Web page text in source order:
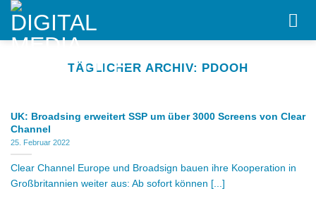
Skip
content
TÄGLICHER ARCHIV: PDOOH
UK: Broadsing erweitert SSP um über 3000 Screens von Clear
Channel
25. Februar 2022
Clear Channel Europe und Broadsign bauen ihre Kooperation in
Großbritannien weiter aus: Ab sofort können [...]